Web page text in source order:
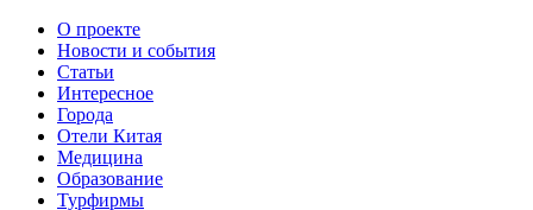
О проекте
Новости и события
Статьи
Интересное
Города
Отели Китая
Медицина
Образование
Турфирмы